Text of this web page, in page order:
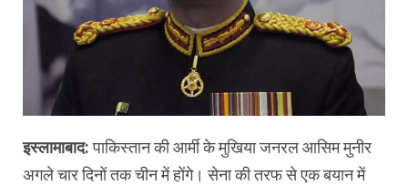
इस्‍लामाबाद:पाकिस्‍तान की आर्मी के मुखिया जनरल आसिम मुनीर
अगले चार दिनों तक चीन में होंगे। सेना की तरफ से एक बयान में